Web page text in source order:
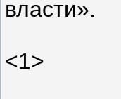
власти».
<1>